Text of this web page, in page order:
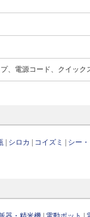
、電源コード、クイック
シロカ コイズミ シー